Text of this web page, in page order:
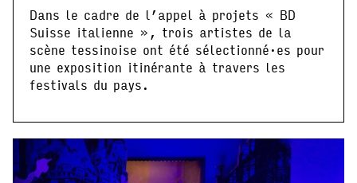
Dans le cadre de l’appel à projets « BD
Suisse italienne », trois artistes de la
scène tessinoise ont été sélectionné·es pour
une exposition itinérante à travers les
festivals du pays.